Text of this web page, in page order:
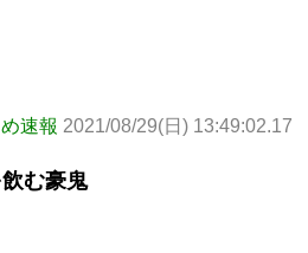
速報 2021/08/29(日) 13:49:02.17
む豪鬼